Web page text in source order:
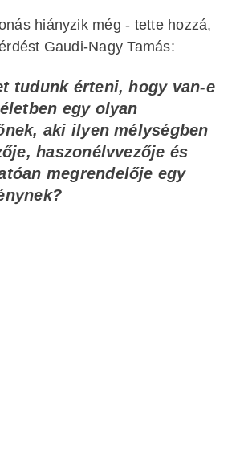
hiányzik még - tette hozzá,
Gaudi-Nagy Tamás:
tudunk érteni, hogy van-e
egy olyan
aki ilyen mélységben
haszonélvvezője és
megrendelője egy